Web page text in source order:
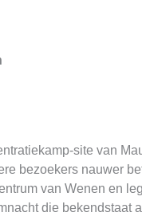
site van
bezoekers nauwer
van Wenen en
die bekendstaat